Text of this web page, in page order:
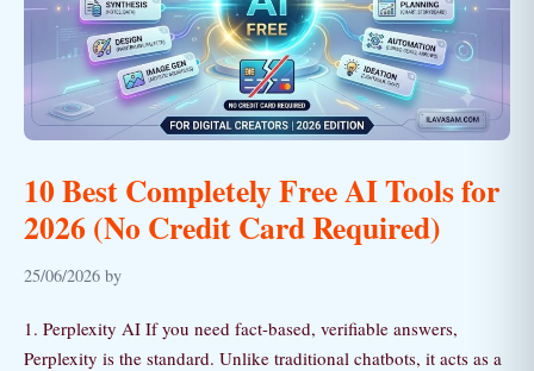
10 Best Completely Free AI Tools for
2026 (No Credit Card Required)
25/06/2026 by
1. Perplexity AI If you need fact-based, verifiable answers,
Perplexity is the standard. Unlike traditional chatbots, it acts as a